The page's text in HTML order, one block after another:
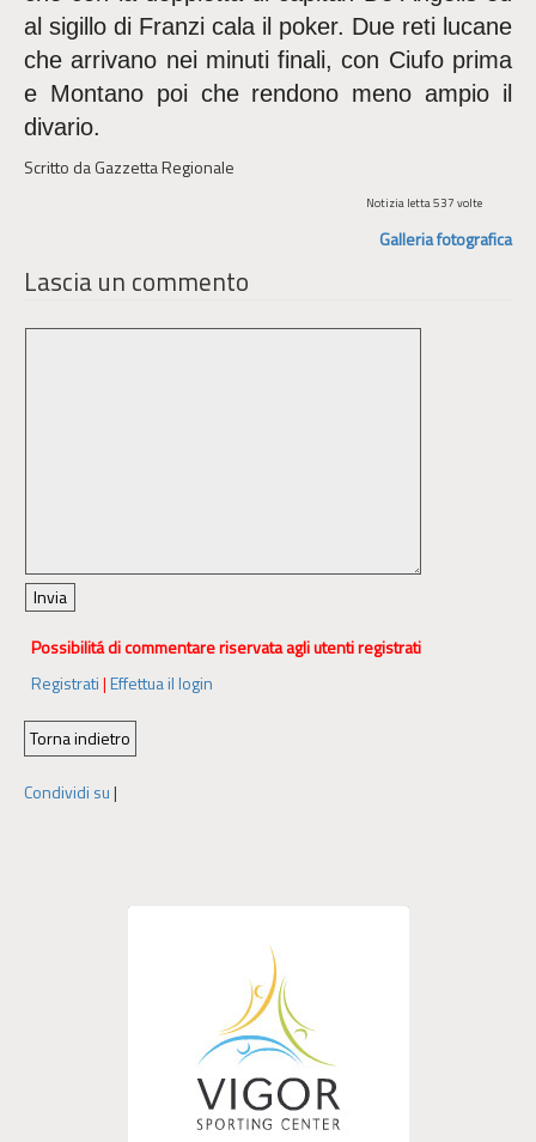
al sigillo di Franzi cala il poker. Due reti lucane
che arrivano nei minuti finali, con Ciufo prima
e Montano poi che rendono meno ampio il
divario.
Scritto da Gazzetta Regionale
Notizia letta 537 volte
Galleria fotografica
Lascia un commento
Possibilitá di commentare riservata agli utenti registrati
Registrati|Effettua il login
Condividi su|